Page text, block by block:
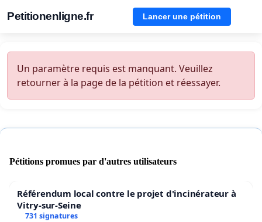
Petitionenligne.fr Lancer une pétition
Un paramètre requis est manquant. Veuillez
retourner à la page de la pétition et réessayer.
Pétitions promues par d'autres utilisateurs
Référendum local contre le projet d'incinérateur à
Vitry-sur-Seine
731 signatures